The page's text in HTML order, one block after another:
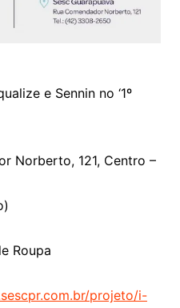
e Sennin no ‘1º
Norberto, 121, Centro –
Roupa
projeto/i-